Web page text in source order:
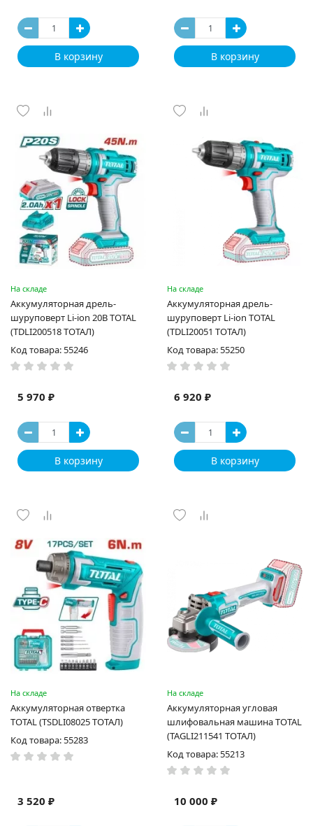
В корзину В корзину
На складе
Аккумуляторная дрель-
шуруповерт Li-ion 20В TOTAL
(TDLI200518 ТОТАЛ)
Код товара: 55246
5 970 ₽
В корзину
На складе
Аккумуляторная дрель-
шуруповерт Li-ion TOTAL
(TDLI20051 ТОТАЛ)
Код товара: 55250
6 920 ₽
В корзину
На складе
Аккумуляторная отвертка
TOTAL (TSDLI08025 ТОТАЛ)
Код товара: 55283
3 520 ₽
На складе
Аккумуляторная угловая
шлифовальная машина TOTAL
(TAGLI211541 ТОТАЛ)
Код товара: 55213
10 000 ₽